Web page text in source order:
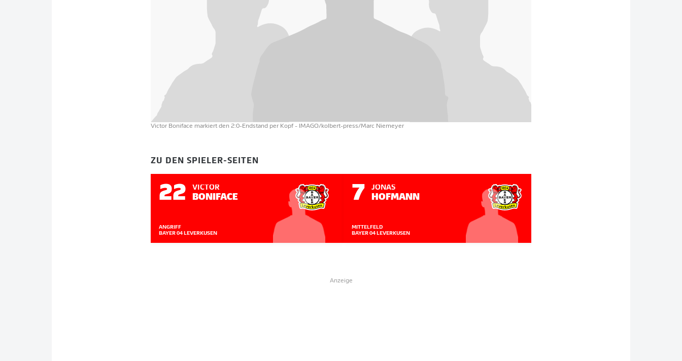
Victor Boniface markiert den 2:0-Endstand per Kopf - IMAGO/kolbert-press/Marc Niemeyer
ZU DEN SPIELER-SEITEN
22 VICTOR
BONIFACE
ANGRIFF
BAYER 04 LEVERKUSEN
7 JONAS
HOFMANN
MITTELFELD
BAYER 04 LEVERKUSEN
Anzeige